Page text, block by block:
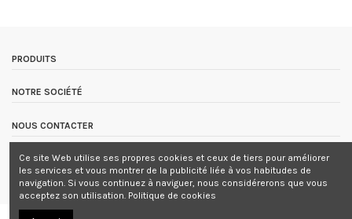
PRODUITS
NOTRE SOCIÉTÉ
NOUS CONTACTER
RÉSEAUX SOCIAUX
Ce site Web utilise ses propres cookies et ceux de tiers pour améliorer
les services et vous montrer de la publicité liée à vos habitudes de
navigation. Si vous continuez à naviguer, nous considérerons que vous
acceptez son utilisation. Politique de cookies